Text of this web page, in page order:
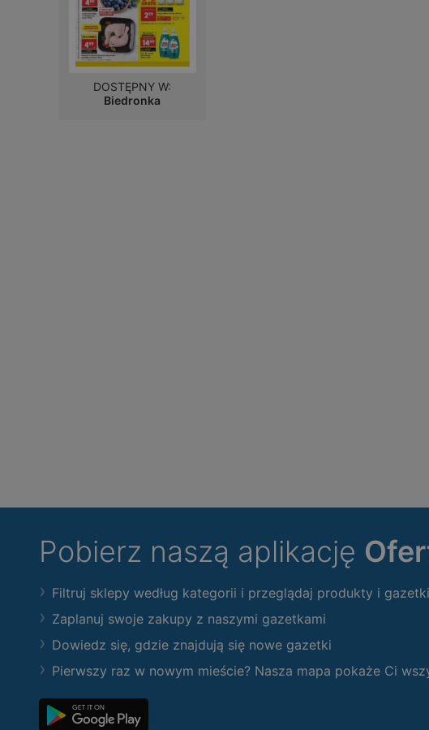
DOSTĘPNY W:
Biedronka
Pobierz naszą aplikację
Filtruj sklepy według kategorii i przeglądaj produkty i gazetki
Zaplanuj swoje zakupy z naszymi gazetkami
Dowiedz się, gdzie znajdują się nowe gazetki
Pierwszy raz w nowym mieście? Nasza mapa pokaże Ci